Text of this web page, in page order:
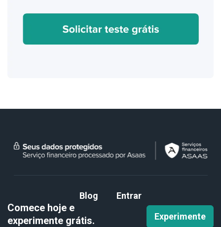
Blog Entrar
Comece hoje e
experimente grátis. Experimente